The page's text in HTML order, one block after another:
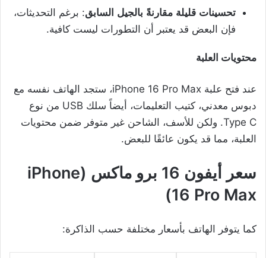
تحسينات قليلة مقارنةً بالجيل السابق: برغم التحديثات،
فإن البعض قد يعتبر أن التطورات ليست كافية.
محتويات العلبة
عند فتح علبة iPhone 16 Pro Max، ستجد الهاتف نفسه مع
دبوس معدني، كتيب التعليمات، أيضاً سلك USB من نوع
Type C. ولكن للأسف، الشاحن غير متوفر ضمن محتويات
العلبة، مما قد يكون عائقًا للبعض.
سعر أيفون 16 برو ماكس (iPhone
16 Pro Max)
كما يتوفر الهاتف بأسعار مختلفة حسب الذاكرة: